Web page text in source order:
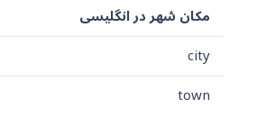
مکان شهر در انگلیسی
city
town